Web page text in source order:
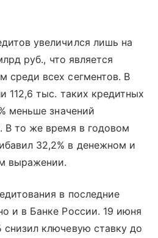
увеличился лишь на
руб., что является
среди всех сегментов. В
112,6 тыс. таких кредитных
меньше значений
В то же время в годовом
32,2% в денежном и
выражении.
в последние
и в Банке России. 19 июня
ключевую ставку до